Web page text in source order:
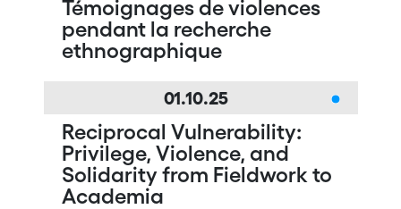
Témoignages de violences
pendant la recherche
ethnographique
01.10.25
Reciprocal Vulnerability:
Privilege, Violence, and
Solidarity from Fieldwork to
Academia